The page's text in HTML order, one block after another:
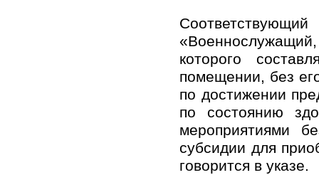
которого
помещении, без
по достижении
по состоянию
мероприятиями
субсидии для
говорится в указе.